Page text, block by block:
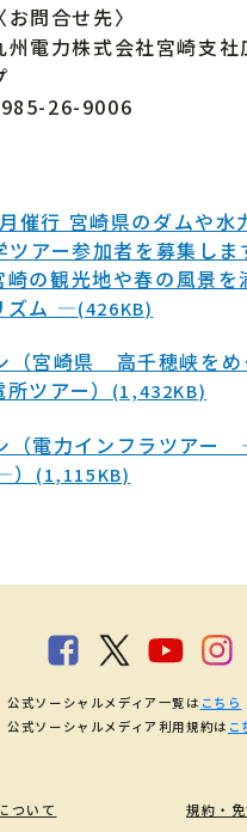
〈お問合せ先〉
州電力株式会社宮崎支社
26-9006
催行 宮崎県のダムや水
ツアー参加者を募集し
の観光地や春の風景を
ズム ―(426KB)
（宮崎県 高千穂峡をめ
ツアー）
(1,432KB)
（電力インフラツアー
(1,115KB)
ついて 規約・
公式ソーシャルメディア一覧は こちら
公式ソーシャルメディア利用規約は こ